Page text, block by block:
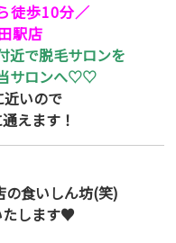
徒歩10分／
駅店
近で脱毛サロンを
サロンへ♡♡
近いので
えます！
の食いしん坊(笑)
たします♥